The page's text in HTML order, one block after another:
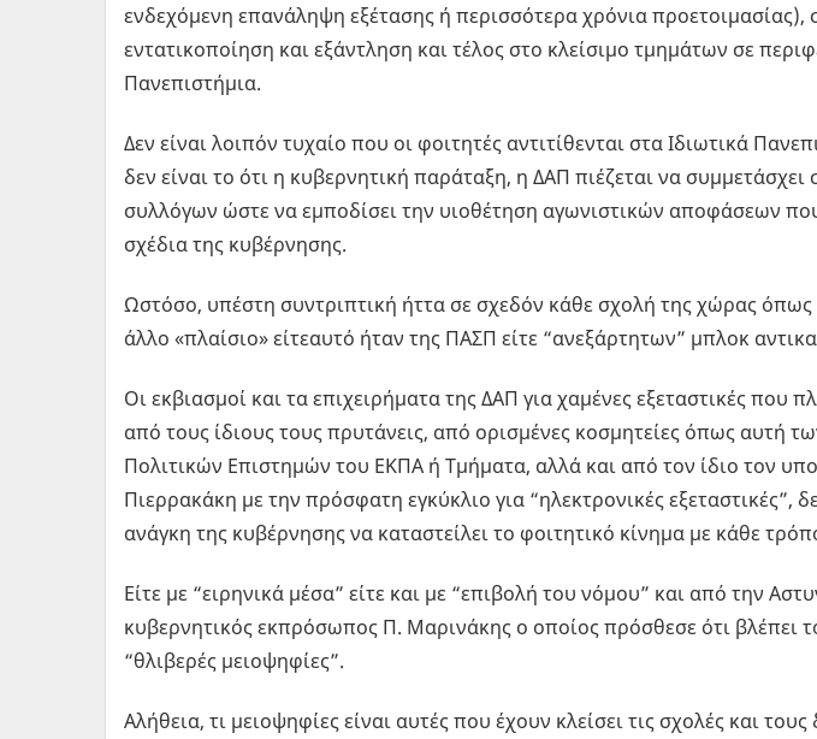
ενδεχόμενη επανάληψη εξέτασης ή περισσότερα χρόνια προετοιμασίας),
εντατικοποίηση και εξάντληση και τέλος στο κλείσιμο τμημάτων σε
Πανεπιστήμια.
Δεν είναι λοιπόν τυχαίο που οι φοιτητές αντιτίθενται στα Ιδιωτικά
δεν είναι το ότι η κυβερνητική παράταξη, η ΔΑΠ πιέζεται να συμμετάσχει
συλλόγων ώστε να εμποδίσει την υιοθέτηση αγωνιστικών αποφάσεων
σχέδια της κυβέρνησης.
Ωστόσο, υπέστη συντριπτική ήττα σε σχεδόν κάθε σχολή της χώρας όπως
άλλο «πλαίσιο» είτεαυτό ήταν της ΠΑΣΠ είτε “ανεξάρτητων” μπλοκ
Οι εκβιασμοί και τα επιχειρήματα της ΔΑΠ για χαμένες εξεταστικές που
από τους ίδιους τους πρυτάνεις, από ορισμένες κοσμητείες όπως αυτή
Πολιτικών Επιστημών του ΕΚΠΑ ή Τμήματα, αλλά και από τον ίδιο τον
Πιερρακάκη με την πρόσφατη εγκύκλιο για “ηλεκτρονικές εξεταστικές”,
ανάγκη της κυβέρνησης να καταστείλει το φοιτητικό κίνημα με κάθε
Είτε με “ειρηνικά μέσα” είτε και με “επιβολή του νόμου” και από την
κυβερνητικός εκπρόσωπος Π. Μαρινάκης ο οποίος πρόσθεσε ότι βλέπει
“θλιβερές μειοψηφίες”.
Αλήθεια, τι μειοψηφίες είναι αυτές που έχουν κλείσει τις σχολές και